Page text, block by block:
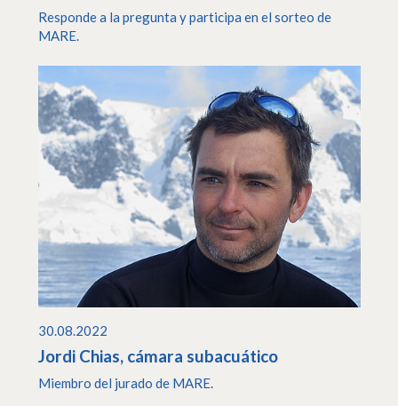
Responde a la pregunta y participa en el sorteo de
MARE.
30.08.2022
Jordi Chias, cámara subacuático
Miembro del jurado de MARE.